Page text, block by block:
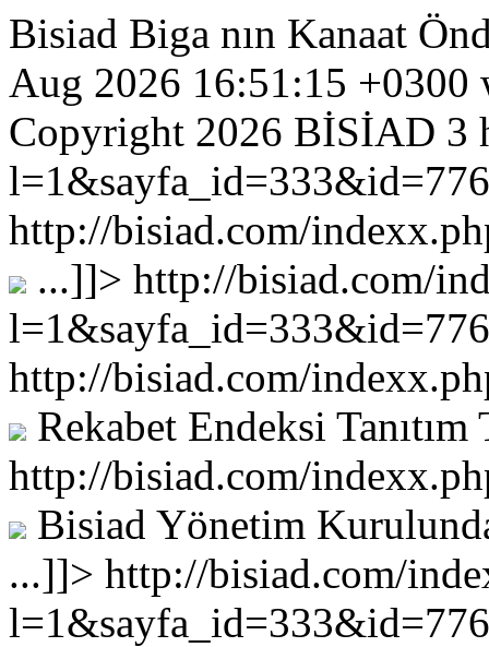
Bisiad Biga nın Kanaat
Aug 2026 16:51:15 +0300
Copyright 2026 BİSİAD 3
http://bisiad.com/
...]]> http://bisiad.com/
http://bisiad.com/
Rekabet Endeksi Tanıtım
http://bisiad.com/
Bisiad Yönetim
...]]> http://bisiad.com/